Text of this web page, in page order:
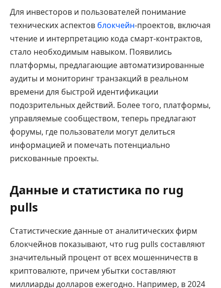
Для инвесторов и пользователей понимание
технических аспектов блокчейн-проектов, включая
чтение и интерпретацию кода смарт-контрактов,
стало необходимым навыком. Появились
платформы, предлагающие автоматизированные
аудиты и мониторинг транзакций в реальном
времени для быстрой идентификации
подозрительных действий. Более того, платформы,
управляемые сообществом, теперь предлагают
форумы, где пользователи могут делиться
информацией и помечать потенциально
рискованные проекты.
Данные и статистика по rug
pulls
Статистические данные от аналитических фирм
блокчейнов показывают, что rug pulls составляют
значительный процент от всех мошенничеств в
криптовалюте, причем убытки составляют
миллиарды долларов ежегодно. Например, в 2024